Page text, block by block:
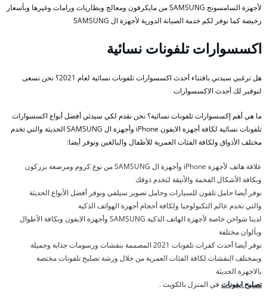
لأجهزة السامسونج SAMSUNG من مايكرفون ومعالج وبطاريات ورامات وغيرها وبأسعار
رخيصة كما نوفر لكم خدمة الصيانة الدورية لأجهزة ال SAMSUNG
اكسسوارات تلفونات نسائية
هل ترغبي سيدتي باقتناء أحدث اكسسوارات تلفونات نسائية لعام 2021؟ نحن نسعى
لنوفير لك أحدث الاكسسوارات
ما هي أهم إكسسوارات تلفونات نسائية؟ نحن نقدم لكي سيدتي أفضل أنواع اكسسوارات
تلفونات نسائية لكافة أجهزة الايفون iPhone وأجهزة ال SAMSUNG الحديثة والتي تخدم
مختلف الأذواق ولكافة الفئات العمرية للأطفال والبالغين ونوفر أيضا:
علاقة هاتف لأجهزة iPhone وأجهزة ال SAMSUNG من نوع كروم ومرصعة بزركون
وبكافة الأشكال الفخمة والأنيقة لتخدم ذوقك
نوفر أيضا حامل تلفون للسيارات وحامل تصوير سيلفي ونوفر أفضل الأنواع الحديثة
والتي تخدم عالم التكنولوجيا ولكافة أحجام أجهزة الهواتف الذكية
لدينا شواحن خاصة لأجهزة الهاتف الذكية SAMSUNG وأجهزة الايفون وبكافة الأطوال
وبألوان مختلفة
نوفر أيضا أحدث كفرات تلفونات 2021 المصممة بنقشات ورسومات جذابة وجميلة
وبمختلف النقشات لكافة الفئات العمرية من خلال ورشة تصليح تلفونات مختصة
بالاجهزة الحديثة
تصليح ايفونات في المنزل بالكويت .